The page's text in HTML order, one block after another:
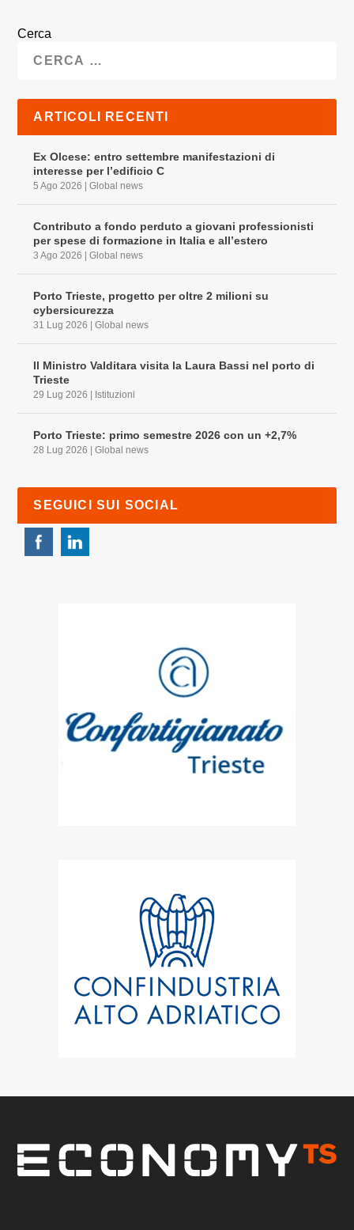
Cerca
ARTICOLI RECENTI
Ex Olcese: entro settembre manifestazioni di
interesse per l’edificio C
5 Ago 2026 |Global news
Contributo a fondo perduto a giovani professionisti
per spese di formazione in Italia e all’estero
3 Ago 2026 |Global news
Porto Trieste, progetto per oltre 2 milioni su
cybersicurezza
31 Lug 2026 |Global news
Il Ministro Valditara visita la Laura Bassi nel porto di
Trieste
29 Lug 2026 Istituzioni
Porto Trieste: primo semestre 2026 con un +2,7%
28 Lug 2026 |Global news
SEGUICI SUI SOCIAL